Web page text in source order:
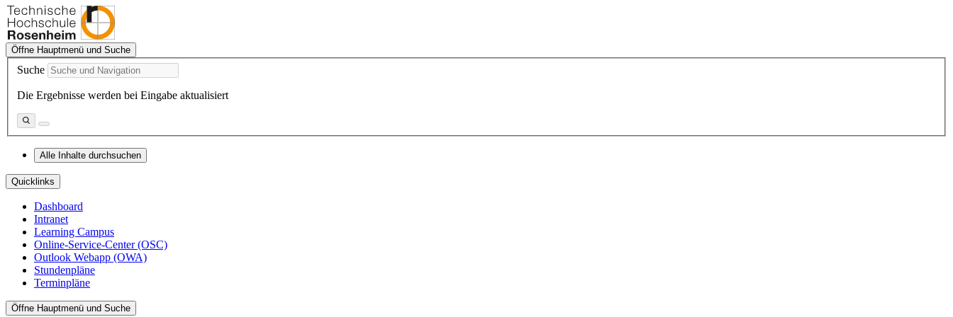
Öffne Hauptmenü und Suche
Suche
Die Ergebnisse werden bei Eingabe aktualisiert
Alle Inhalte durchsuchen
Quicklinks
Dashboard
Intranet
Learning Campus
Online-Service-Center (OSC)
Outlook Webapp (OWA)
Stundenpläne
Terminpläne
Öffne Hauptmenü und Suche